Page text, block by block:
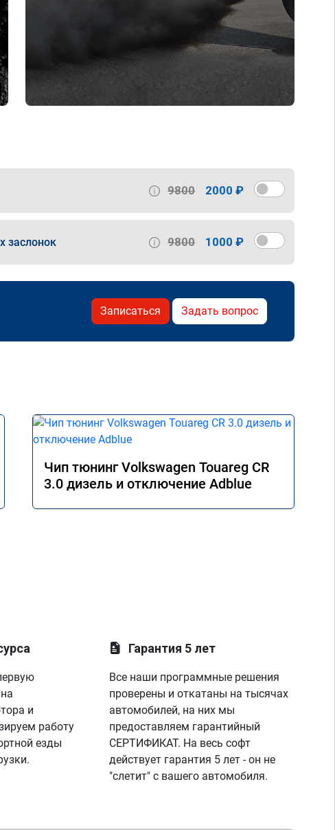
9800 2000 ₽
заслонок 9800 1000 ₽
Записаться Задать вопрос
Чип тюнинг Volkswagen Touareg CR
3.0 дизель и отключение Adblue
и
работу
езды
Гарантия 5 лет
Все наши программные решения
проверены и откатаны на тысячах
автомобилей, на них мы
предоставляем гарантийный
СЕРТИФИКАТ. На весь софт
действует гарантия 5 лет - он не
"слетит" с вашего автомобиля.